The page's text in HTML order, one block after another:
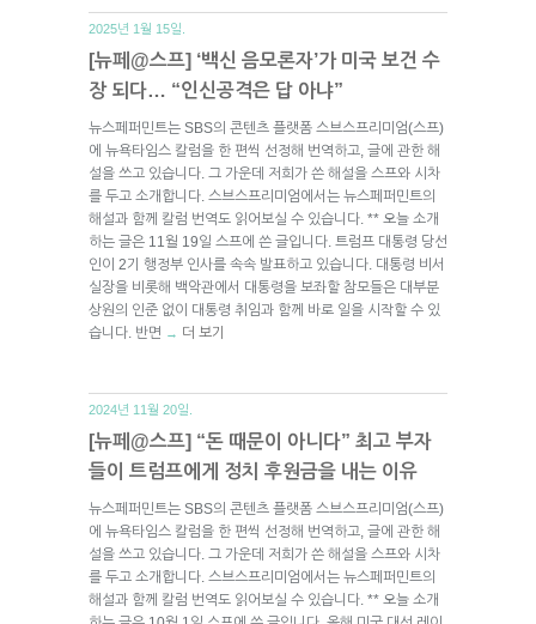
2025년 1월 15일.
[뉴페@스프] ‘백신 음모론자’가 미국 보건 수
장 되다… “인신공격은 답 아냐”
뉴스페퍼민트는 SBS의 콘텐츠 플랫폼 스브스프리미엄(스프)
에 뉴욕타임스 칼럼을 한 편씩 선정해 번역하고, 글에 관한 해
설을 쓰고 있습니다. 그 가운데 저희가 쓴 해설을 스프와 시차
를 두고 소개합니다. 스브스프리미엄에서는 뉴스페퍼민트의
해설과 함께 칼럼 번역도 읽어보실 수 있습니다. ** 오늘 소개
하는 글은 11월 19일 스프에 쓴 글입니다. 트럼프 대통령 당선
인이 2기 행정부 인사를 속속 발표하고 있습니다. 대통령 비서
실장을 비롯해 백악관에서 대통령을 보좌할 참모들은 대부분
상원의 인준 없이 대통령 취임과 함께 바로 일을 시작할 수 있
습니다. 반면 → 더 보기
2024년 11월 20일.
[뉴페@스프] “돈 때문이 아니다” 최고 부자
들이 트럼프에게 정치 후원금을 내는 이유
뉴스페퍼민트는 SBS의 콘텐츠 플랫폼 스브스프리미엄(스프)
에 뉴욕타임스 칼럼을 한 편씩 선정해 번역하고, 글에 관한 해
설을 쓰고 있습니다. 그 가운데 저희가 쓴 해설을 스프와 시차
를 두고 소개합니다. 스브스프리미엄에서는 뉴스페퍼민트의
해설과 함께 칼럼 번역도 읽어보실 수 있습니다. ** 오늘 소개